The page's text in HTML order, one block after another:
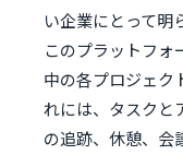
い企業にとって明
このプラットフォ
中の各プロジェク
れには、タスクと
の追跡、休憩、会